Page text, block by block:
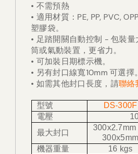
• 不需預熱
• 適用材質：PE, PP, PVC,
塑膠袋。
• 足踏開關自動控制 - 包裝
筒或氣動裝置，更省力。
• 可加裝日期標示機。
• 另有封口線寬10mm 可選擇。
• 如需其他封口長度，請聯絡
型號 DS-300F
電壓
最大封口
300x2.7mm
300x5mm
機器重量 16 kgs